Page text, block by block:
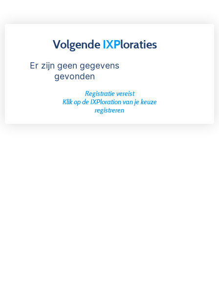
Volgende IXPloraties
Er zijn geen gegevens
gevonden
Registratie vereist
Klik op de IXPloration van je keuze
registreren